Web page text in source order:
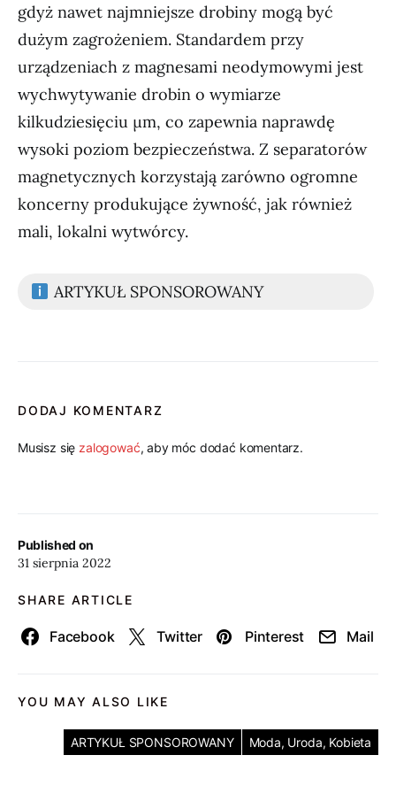
Published on
31 sierpnia 2022
SHARE ARTICLE
Facebook Twitter Pinterest Mail
gdyż nawet najmniejsze drobiny mogą być
dużym zagrożeniem. Standardem przy
urządzeniach z magnesami neodymowymi jest
wychwytywanie drobin o wymiarze
kilkudziesięciu µm, co zapewnia naprawdę
wysoki poziom bezpieczeństwa. Z separatorów
magnetycznych korzystają zarówno ogromne
koncerny produkujące żywność, jak również
mali, lokalni wytwórcy.
ARTYKUŁ SPONSOROWANY
DODAJ KOMENTARZ
Musisz się zalogować, aby móc dodać komentarz.
YOU MAY ALSO LIKE
ARTYKUŁ SPONSOROWANY Moda, Uroda, Kobieta